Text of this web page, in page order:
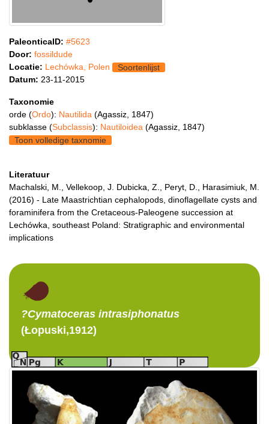
PaleonticaID: #5623
Door: fossildude
Locatie: Lechówka, Polen
Soortenlijst
Datum: 23-11-2015
Taxonomie
orde (Ordo): Nautilida (Agassiz, 1847)
subklasse (Subclassis): Nautiloidea (Agassiz, 1847)
Toon volledige taxnomie
Literatuur
Machalski, M., Vellekoop, J. Dubicka, Z., Peryt, D., Harasimiuk, M.
(2016) - Late Maastrichtian cephalopods, dinoflagellate cysts and
foraminifera from the Cretaceous-Paleogene succession at
Lechówka, southeast Poland: Stratigraphic and environmental
implications
?Cymatoceras intrasiphonatus
(Łopuski,1912)